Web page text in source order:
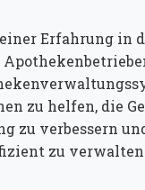
Erfahrung in
zu helfen, die
zu verbessern
zu